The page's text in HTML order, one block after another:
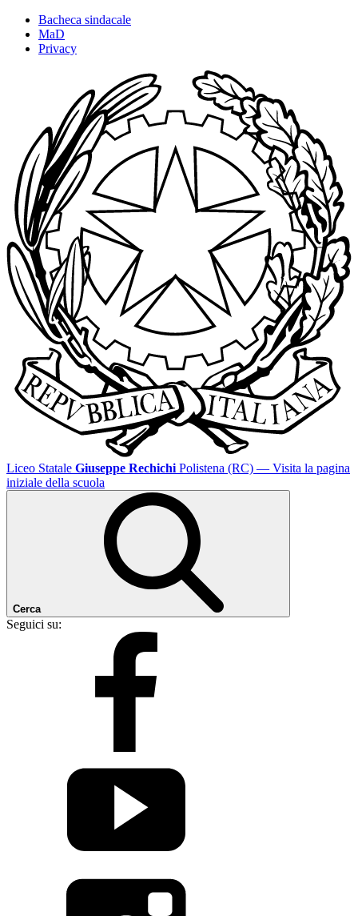
Bacheca sindacale
MaD
Privacy
Liceo Statale Giuseppe Rechichi Polistena (RC) — Visita la pagina
iniziale della scuola
Cerca
Seguici su: